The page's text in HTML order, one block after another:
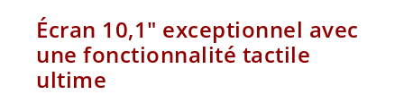
Écran 10,1" exceptionnel avec
une fonctionnalité tactile
ultime